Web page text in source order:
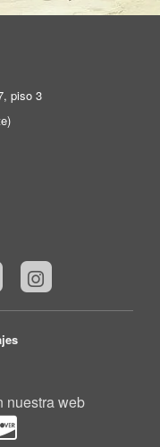
piso 3
nuestra web